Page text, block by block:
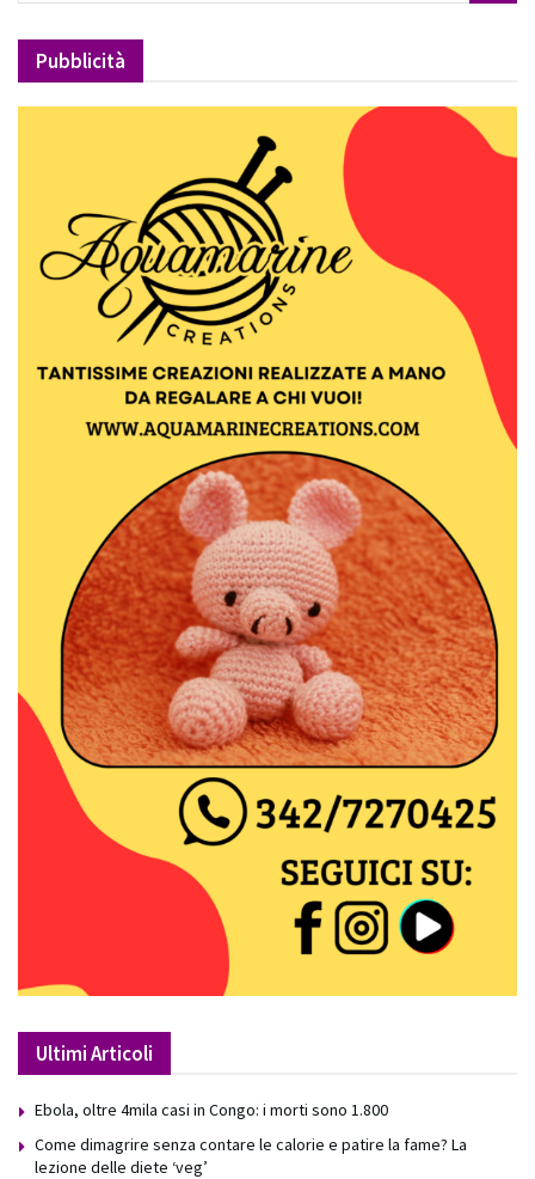
Pubblicità
Ultimi Articoli
Ebola, oltre 4mila casi in Congo: i morti sono 1.800
Come dimagrire senza contare le calorie e patire la fame? La
lezione delle diete ‘veg’